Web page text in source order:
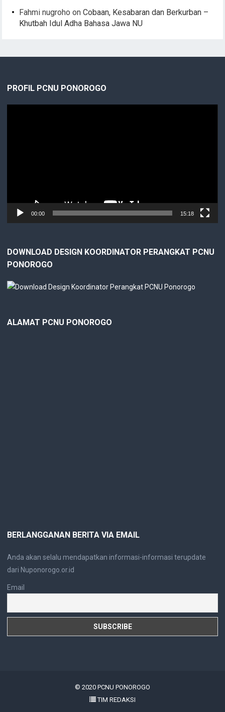
Fahmi nugroho onCobaan, Kesabaran dan Berkurban –
Khutbah Idul Adha Bahasa Jawa NU
PROFIL PCNU PONOROGO
00:00 15:18
DOWNLOAD DESIGN KOORDINATOR PERANGKAT PCNU
PONOROGO
ALAMAT PCNU PONOROGO
BERLANGGANAN BERITA VIA EMAIL
Anda akan selalu mendapatkan informasi-informasi terupdate
dari Nuponorogo.or.id
Email
© 2020 PCNU PONOROGO
TIM REDAKSI